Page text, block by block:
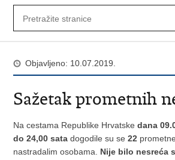
Objavljeno: 10.07.2019.
Sažetak prometnih
Na cestama Republike Hrvatskedana
do 24,00 sata dogodile su se 22
nastradalim osobama.
Nije bilo nesreća